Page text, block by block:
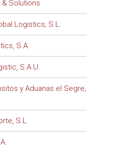
& Solutions
Logistics, S.L.
S.A.
S.A.U.
y Aduanas el Segre,
S.L.